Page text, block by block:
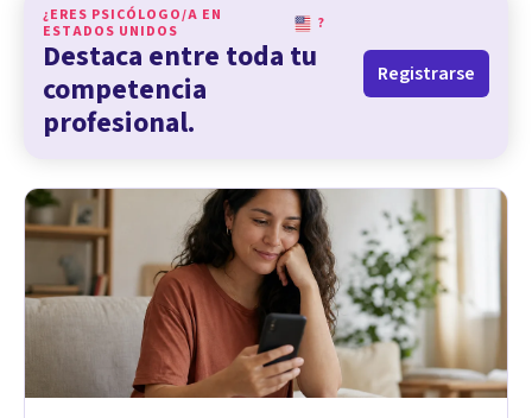
¿ERES PSICÓLOGO/A EN
ESTADOS UNIDOS
?
Destaca entre toda tu
competencia
profesional.
Registrarse